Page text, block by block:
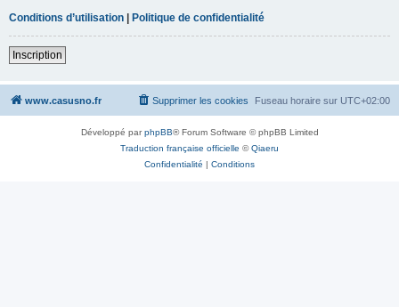
Conditions d’utilisation | Politique de confidentialité
Inscription
www.casusno.fr Fuseau horaire sur UTC+02:00
Supprimer les cookies
Développé parphpBB® Forum Software © phpBB Limited
Traduction française officielle ©Qiaeru
Confidentialité | Conditions